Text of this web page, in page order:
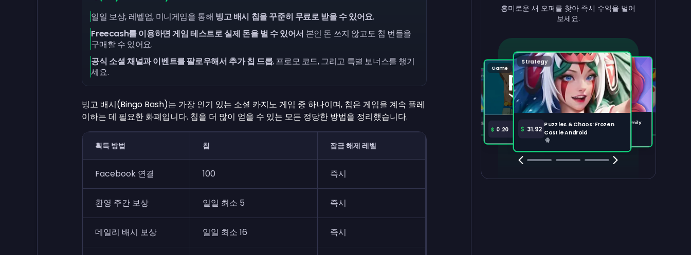
일일 보상, 레벨업, 미니게임을 통해 빙고 배시 칩을 꾸준히 무료로 받을 수 있어요.
Freecash를 이용하면 게임 테스트로 실제 돈을 벌 수 있어서 본인 돈 쓰지 않고도 칩 번들을
구매할 수 있어요.
공식 소셜 채널과 이벤트를 팔로우해서 추가 칩 드롭, 프로모 코드, 그리고 특별 보너스를 챙기
세요.
빙고 배시(Bingo Bash)는 가장 인기 있는 소셜 카지노 게임 중 하나이며, 칩은 게임을 계속 플레
이하는 데 필요한 화폐입니다. 칩을 더 많이 얻을 수 있는 모든 정당한 방법을 정리했습니다.
획득 방법 칩 잠금 해제 레벨
Facebook 연결 100 즉시
환영 주간 보상 일일 최소 5 즉시
데일리 배시 보상 일일 최소 16 즉시
흥미로운 새 오퍼를 찾아 즉시 수익을 벌어
보세요.
Tabletop
$ 36.02 Bingo Dice iOS
Puzzle
$ 30.00Merge Help: Warm Family
Android
Strategy
$ 31.92 Puzzles & Chaos: Frozen
Castle Android
Game
$ 0.20 Amazon Prime
Game
36.97
태스크를 완료하고 잔액이 늘어나는 걸
지켜보세요.
100,000
주요 오퍼 전체 보기
Clash Royale
수익을 빠르고 간편하게 현금화하세요.